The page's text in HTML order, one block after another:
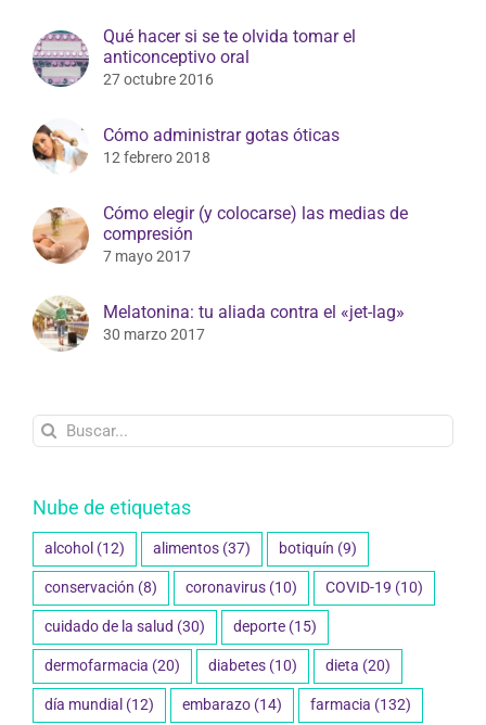
Qué hacer si se te olvida tomar el
anticonceptivo oral
27 octubre 2016
Cómo administrar gotas óticas
12 febrero 2018
Cómo elegir (y colocarse) las medias de
compresión
7 mayo 2017
Melatonina: tu aliada contra el «jet-lag»
30 marzo 2017
Buscar:
Nube de etiquetas
alcohol (12) alimentos (37) botiquín (9)
conservación (8) coronavirus (10) COVID-19 (10)
cuidado de la salud (30) deporte (15)
dermofarmacia (20) diabetes (10) dieta (20)
día mundial (12) embarazo (14) farmacia (132)